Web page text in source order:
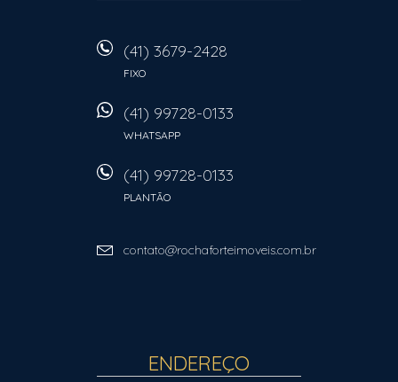
(41) 3679-2428
FIXO
(41) 99728-0133
WHATSAPP
(41) 99728-0133
PLANTÃO
contato@rochaforteimoveis.com.br
ENDEREÇO